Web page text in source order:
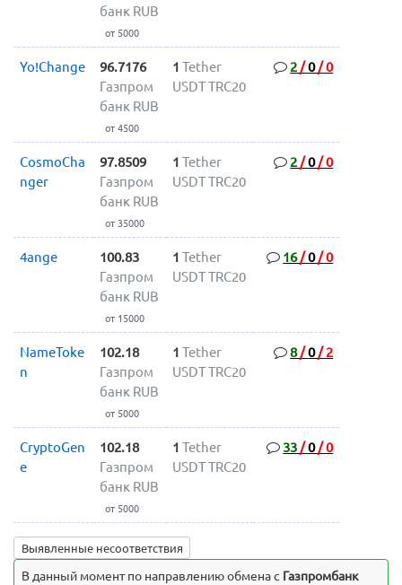
банк RUB
от 5000
Yo!Change
96.7176
Газпром
банк RUB
от 4500
1 Tether
USDT TRC20
2 /0/0
CosmoCha
nger
97.8509
Газпром
банк RUB
от 35000
1 Tether
USDT TRC20
2 /0/0
4ange
100.83
Газпром
банк RUB
от 15000
1 Tether
USDT TRC20
16/0/0
NameToke
n
102.18
Газпром
банк RUB
от 5000
1 Tether
USDT TRC20
8/0/ 2
CryptoGen
e
102.18
Газпром
банк RUB
от 5000
1 Tether
USDT TRC20
33 /0/0
Выявленные несоответствия
В данный момент по направлению обмена c Газпромбанк